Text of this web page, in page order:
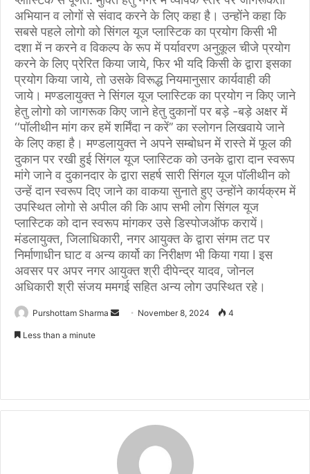
अभियान व लोगों से संवाद करने के लिए कहा है। उन्होंने कहा कि
सबसे पहले लोगो को सिंगल यूज प्लास्टिक का प्रयोग किसी भी
दशा में न करने व विकल्प के रूप में पर्यावरण अनुकूल चीजे प्रयोग
करने के लिए प्रेरित किया जाये, फिर भी यदि किसी के द्वारा इसका
प्रयोग किया जाये, तो उसके विरूद्ध नियमानुसार कार्यवाही की
जाये। मण्डलायुक्त ने सिंगल यूज प्लास्टिक का प्रयोग न किए जाने
हेतु लोगो को जागरूक किए जाने हेतु दुकानों पर बड़े -बड़े अक्षर में
‘‘पॉलीथीन मांग कर हमें शर्मिंदा न करें’’ का स्लोगन लिखवाये जाने
के लिए कहा है। मण्डलायुक्त ने अपने सम्बोधन में रास्ते में फूल की
दुकान पर रखी हुई सिंगल यूज प्लास्टिक को उनके द्वारा दान स्वरूप
मांगे जाने व दुकानदार के द्वारा सहर्ष सारी सिंगल यूज पॉलीथीन को
उन्हें दान स्वरूप दिए जाने का वाकया सुनाते हुए उन्होंने कार्यक्रम में
उपस्थित लोगो से अपील की कि आप सभी लोग सिंगल यूज
प्लास्टिक को दान स्वरूप मांगकर उसे डिस्पोजऑफ करायें।
मंडलायुक्त, जिलाधिकारी, नगर आयुक्त के द्वारा संगम तट पर
निर्माणाधीन घाट व अन्य कार्यो का निरीक्षण भी किया गया l इस
अवसर पर अपर नगर आयुक्त श्री दीपेन्द्र यादव, जोनल
अधिकारी श्री संजय ममगई सहित अन्य लोग उपस्थित रहे।
Purshottam Sharma
e
a
November 8, 2024 4
Less than a minute